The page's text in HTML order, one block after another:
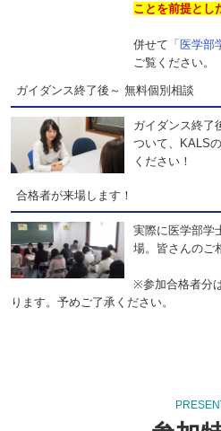
ことを前提とし
併せて 「医学
ご覧ください。
ガイダンス終了後～ 無料個別相談
ガイダンス終了
ついて、KALS
ください！
合格者が来場します！
実際に医学部学
場。皆さんのご
※参加合格者分
ります。予めご了承ください。